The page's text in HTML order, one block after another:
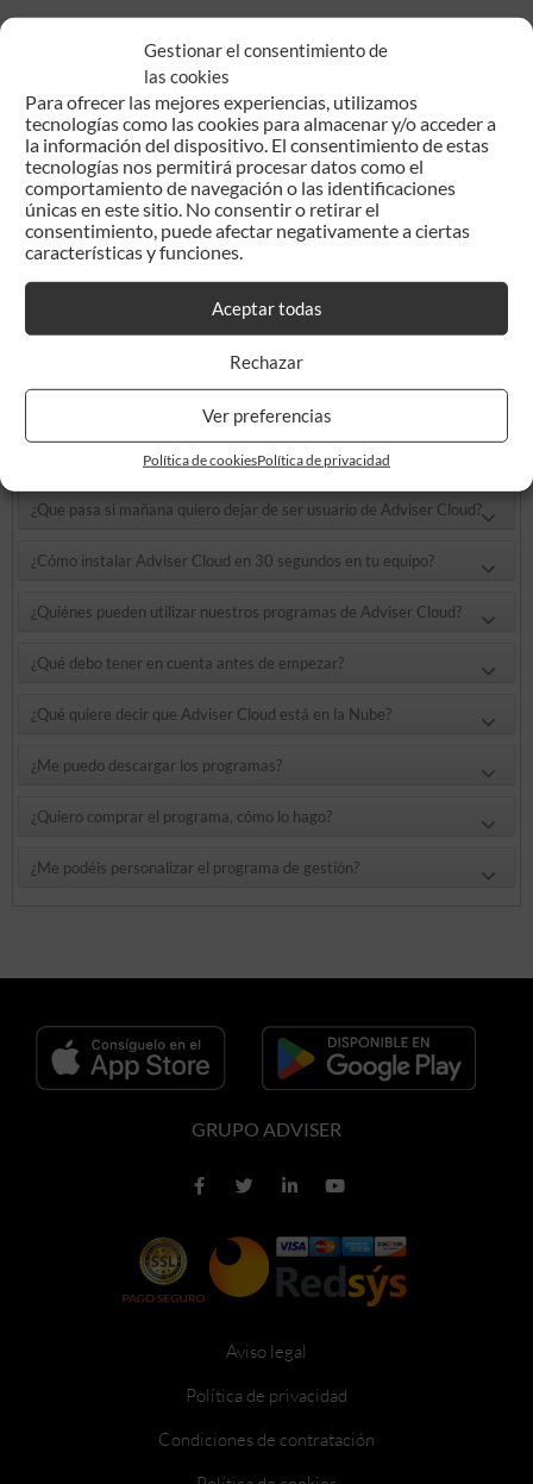
Gestionar el consentimiento de
las cookies
Para ofrecer las mejores experiencias, utilizamos
tecnologías como las cookies para almacenar y/o acceder a
la información del dispositivo. El consentimiento de estas
tecnologías nos permitirá procesar datos como el
comportamiento de navegación o las identificaciones
únicas en este sitio. No consentir o retirar el
consentimiento, puede afectar negativamente a ciertas
características y funciones.
Aceptar todas
Rechazar
Ver preferencias
Política de cookiesPolítica de privacidad
Adviser business
Adviser expansion
¿Tengo que firmar contrato para empezar a usar algunos de
¿Quién me explica cómo empezar a utilizar el programa de gestión?
¿Está segura mi información con Adviser Cloud?
¿Que pasa si mañana quiero dejar de ser usuario de Adviser Cloud?
¿Cómo instalar Adviser Cloud en 30 segundos en tu equipo?
¿Quiénes pueden utilizar nuestros programas de Adviser Cloud?
¿Qué debo tener en cuenta antes de empezar?
¿Qué quiere decir que Adviser Cloud está en la Nube?
¿Me puedo descargar los programas?
¿Quiero comprar el programa, cómo lo hago?
¿Me podéis personalizar el programa de gestión?
GRUPO ADVISER
Aviso legal
Política de privacidad
Condiciones de contratación